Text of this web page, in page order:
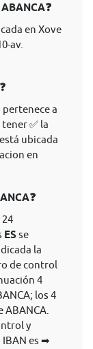
en Xove
av.
a
✅ la
ubicada
en
ES se
la
de control
4
los 4
ABANCA.
y
es ➡